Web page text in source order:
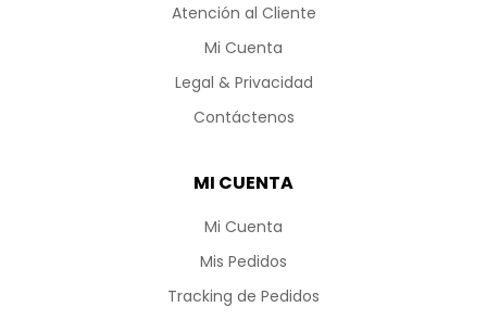
Atención al Cliente
Mi Cuenta
Legal & Privacidad
Contáctenos
MI CUENTA
Mi Cuenta
Mis Pedidos
Tracking de Pedidos